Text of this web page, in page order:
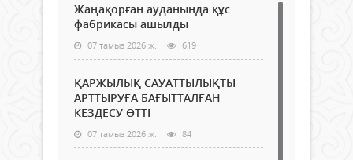
Жаңақорған ауданында құс
фабрикасы ашылды
07 тамыз 2026 ж. 619
ҚАРЖЫЛЫҚ САУАТТЫЛЫҚТЫ
АРТТЫРУҒА БАҒЫТТАЛҒАН
КЕЗДЕСУ ӨТТІ
07 тамыз 2026 ж. 84